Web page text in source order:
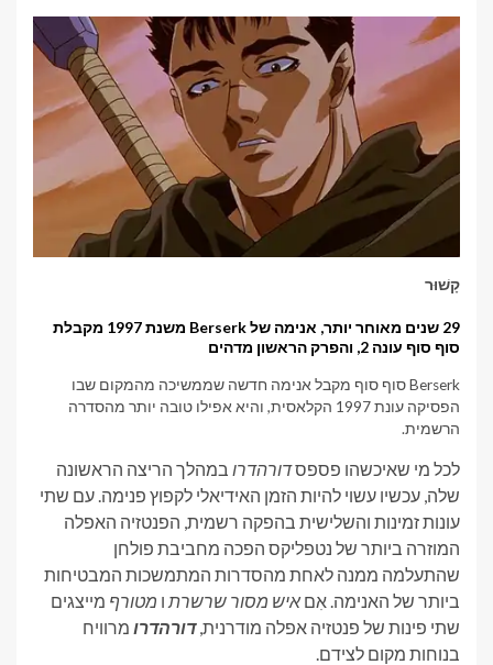
קָשׁוּר
29 שנים מאוחר יותר, אנימה של Berserk משנת 1997 מקבלת
סוף סוף עונה 2, והפרק הראשון מדהים
Berserk סוף סוף מקבל אנימה חדשה שממשיכה מהמקום שבו
הפסיקה עונת 1997 הקלאסית, והיא אפילו טובה יותר מהסדרה
הרשמית.
לכל מי שאיכשהו פספסדורהדרו במהלך הריצה הראשונה
שלה, עכשיו עשוי להיות הזמן האידיאלי לקפוץ פנימה. עם שתי
עונות זמינות והשלישית בהפקה רשמית, הפנטזיה האפלה
המוזרה ביותר של נטפליקס הפכה מחביבת פולחן
שהתעלמה ממנה לאחת מהסדרות המתמשכות המבטיחות
ביותר של האנימה. אִםאיש מסור שרשרת ו מטורף מייצגים
שתי פינות של פנטזיה אפלה מודרנית, דורהדרו מרוויח
בנוחות מקום לצידם.